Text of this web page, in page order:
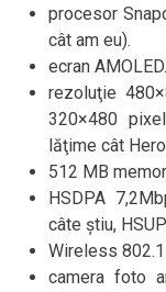
procesor
cât am eu).
ecran AMOLED.
rezoluţie
320×480
lăţime cât
512 MB
HSDPA
câte știu,
Wireless
camera foto